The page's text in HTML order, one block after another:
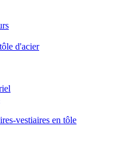
d'acier
vestiaires en tôle